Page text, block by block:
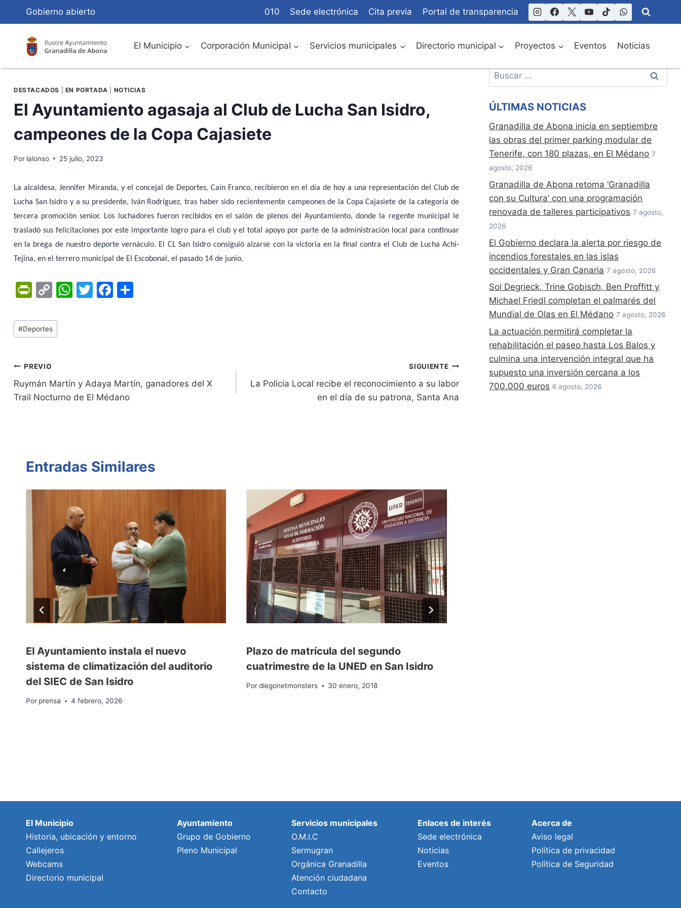
Contenido
Gobierno abierto 010 Sede electrónica Cita previa Portal de transparencia
El Municipio Corporación Municipal Servicios municipales Directorio municipal Proyectos Eventos Noticias
DESTACADOS EN PORTADA NOTICIAS
El Ayuntamiento agasaja al Club de Lucha San Isidro,
campeones de la Copa Cajasiete
Por lalonso 25 julio, 2023
La alcaldesa, Jennifer Miranda, y el concejal de Deportes, Caín Franco, recibieron en el día de hoy a una representación del Club de
Lucha San Isidro y a su presidente, Iván Rodríguez, tras haber sido recientemente campeones de la Copa Cajasiete de la categoría de
tercera promoción senior. Los luchadores fueron recibidos en el salón de plenos del Ayuntamiento, donde la regente municipal le
trasladó sus felicitaciones por este importante logro para el club y el total apoyo por parte de la administración local para continuar
en la brega de nuestro deporte vernáculo. El CL San Isidro consiguió alzarse con la victoria en la final contra el Club de Lucha Achi-
Tejina, en el terrero municipal de El Escobonal, el pasado 14 de junio.
Pr
tF
ri
n
dl
y
C
p
y
k
W
p
T
F
o
k
Tags
de
#Deportes
Navegación
de
PREVIO
Ruymán Martín y Adaya Martín, ganadores del X
Trail Nocturno de El Médano
SIGUIENTE
La Policía Local recibe el reconocimiento a su labor
en el día de su patrona, Santa Ana
Entradas Similares
El Ayuntamiento instala el nuevo
sistema de climatización del auditorio
del SIEC de San Isidro
Por prensa 4 febrero, 2026
Plazo de matrícula del segundo
cuatrimestre de la UNED en San Isidro
Por diegonetmonsters 30 enero, 2018
Buscar:
ÚLTIMAS NOTICIAS
Granadilla de Abona inicia en septiembre
las obras del primer parking modular de
Tenerife, con 180 plazas, en El Médano 7
agosto, 2026
Granadilla de Abona retoma ‘Granadilla
con su Cultura’ con una programación
renovada de talleres participativos 7 agosto,
2026
El Gobierno declara la alerta por riesgo de
incendios forestales en las islas
occidentales y Gran Canaria 7 agosto, 2026
Sol Degrieck, Trine Gobisch, Ben Proffitt y
Michael Friedl completan el palmarés del
Mundial de Olas en El Médano 7 agosto, 2026
La actuación permitirá completar la
rehabilitación el paseo hasta Los Balos y
culmina una intervención integral que ha
supuesto una inversión cercana a los
700.000 euros 6 agosto, 2026
El Municipio
Historia, ubicación y entorno
Callejeros
Webcams
Directorio municipal
Ayuntamiento
Grupo de Gobierno
Pleno Municipal
Servicios municipales
O.M.I.C
Sermugran
Orgánica Granadilla
Atención ciudadana
Contacto
Enlaces de interés
Sede electrónica
Noticias
Eventos
Acerca de
Aviso legal
Política de privacidad
Política de Seguridad